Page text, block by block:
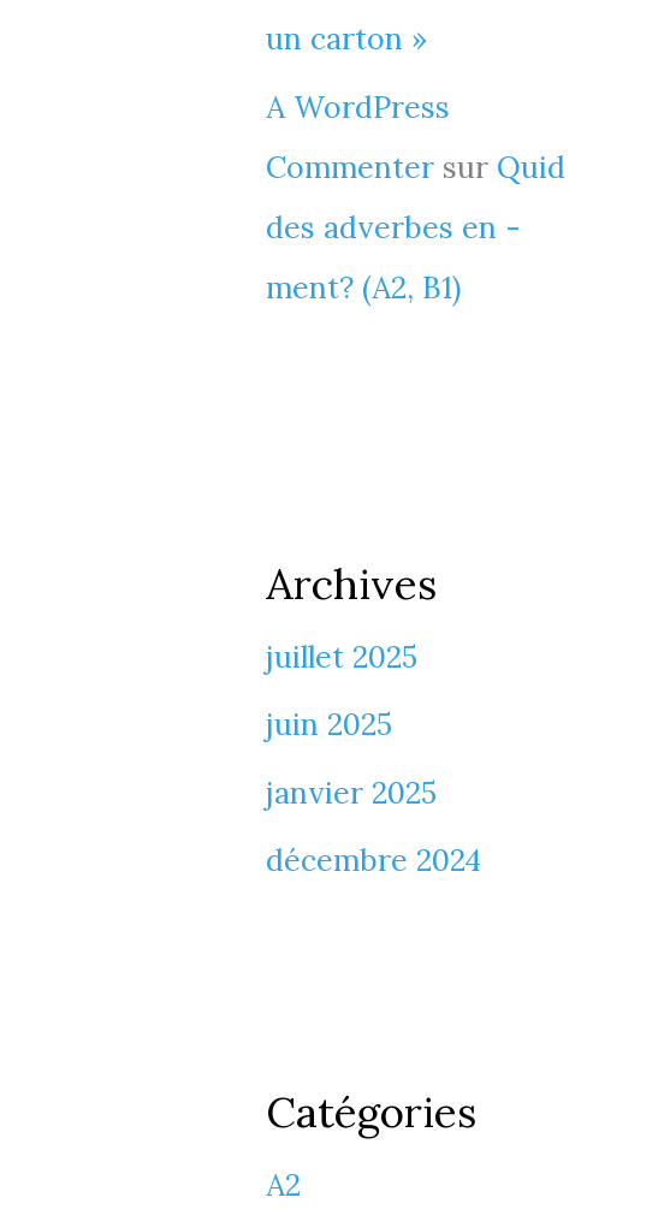
un carton »
A WordPress
Commentersur Quid
des adverbes en -
ment? (A2, B1)
Archives
juillet 2025
juin 2025
janvier 2025
décembre 2024
Catégories
A2